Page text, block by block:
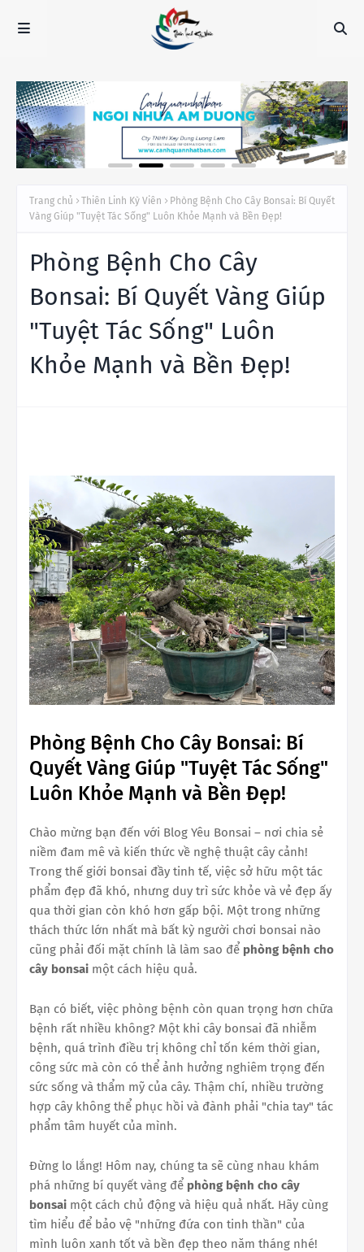
Trang chủ Thiên Linh Kỳ Viên
Phòng Bệnh Cho Cây Bonsai: Bí Quyết
Vàng Giúp "Tuyệt Tác Sống" Luôn Khỏe Mạnh và Bền Đẹp!
Phòng Bệnh Cho Cây
Bonsai: Bí Quyết Vàng Giúp
"Tuyệt Tác Sống" Luôn
Khỏe Mạnh và Bền Đẹp!
Phòng Bệnh Cho Cây Bonsai: Bí
Quyết Vàng Giúp "Tuyệt Tác Sống"
Luôn Khỏe Mạnh và Bền Đẹp!
Chào mừng bạn đến với Blog Yêu Bonsai – nơi chia sẻ
niềm đam mê và kiến thức về nghệ thuật cây cảnh!
Trong thế giới bonsai đầy tinh tế, việc sở hữu một tác
phẩm đẹp đã khó, nhưng duy trì sức khỏe và vẻ đẹp ấy
qua thời gian còn khó hơn gấp bội. Một trong những
thách thức lớn nhất mà bất kỳ người chơi bonsai nào
cũng phải đối mặt chính là làm sao để phòng bệnh cho
cây bonsai một cách hiệu quả.
Bạn có biết, việc phòng bệnh còn quan trọng hơn chữa
bệnh rất nhiều không? Một khi cây bonsai đã nhiễm
bệnh, quá trình điều trị không chỉ tốn kém thời gian,
công sức mà còn có thể ảnh hưởng nghiêm trọng đến
sức sống và thẩm mỹ của cây. Thậm chí, nhiều trường
hợp cây không thể phục hồi và đành phải "chia tay" tác
phẩm tâm huyết của mình.
Đừng lo lắng! Hôm nay, chúng ta sẽ cùng nhau khám
phá những bí quyết vàng để phòng bệnh cho cây
bonsai một cách chủ động và hiệu quả nhất. Hãy cùng
tìm hiểu để bảo vệ "những đứa con tinh thần" của
mình luôn xanh tốt và bền đẹp theo năm tháng nhé!